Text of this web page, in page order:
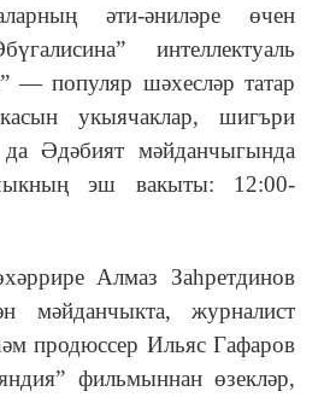
әти-әниләре өчен
интеллектуаль
— популяр шәхесләр татар
укыячаклар, шигъри
Әдәбият мәйданчыгында
эш вакыты: 12:00-
Алмаз Заһретдинов
мәйданчыкта, журналист
продюссер Ильяс Гафаров
фильмыннан өзекләр,